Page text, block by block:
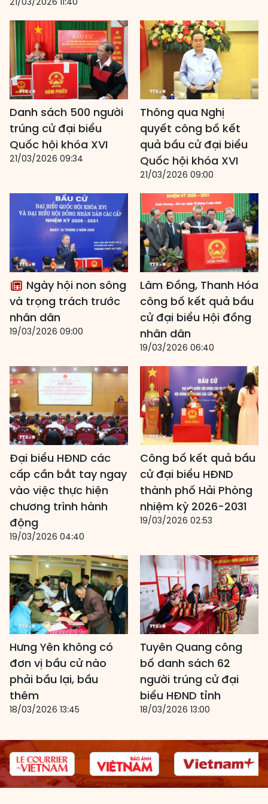
Danh sách 500 người
trúng cử đại biểu
Quốc hội khóa XVI
21/03/2026 09:34
Thông qua Nghị
quyết công bố kết
quả bầu cử đại biểu
Quốc hội khóa XVI
21/03/2026 09:00
Ngày hội non sông
và trọng trách trước
nhân dân
19/03/2026 09:00
Lâm Đồng, Thanh Hóa
công bố kết quả bầu
cử đại biểu Hội đồng
nhân dân
19/03/2026 06:40
Đại biểu HĐND các
cấp cần bắt tay ngay
vào việc thực hiện
chương trình hành
động
19/03/2026 04:40
Công bố kết quả bầu
cử đại biểu HĐND
thành phố Hải Phòng
nhiệm kỳ 2026-2031
19/03/2026 02:53
Hưng Yên không có
đơn vị bầu cử nào
phải bầu lại, bầu
thêm
18/03/2026 13:45
Tuyên Quang công
bố danh sách 62
người trúng cử đại
biểu HĐND tỉnh
18/03/2026 13:00